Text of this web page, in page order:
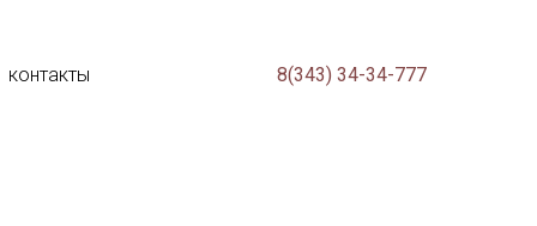
контакты
8(343) 34-34-777